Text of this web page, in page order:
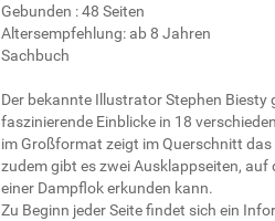
Gebunden : 48 Seiten
Altersempfehlung: ab 8 Jahren
Sachbuch
Der bekannte Illustrator Stephen Biesty
faszinierende Einblicke in 18
im Großformat zeigt im Querschnitt
zudem gibt es zwei Ausklappseiten, auf
einer Dampflok erkunden kann.
Zu Beginn jeder Seite findet sich ein